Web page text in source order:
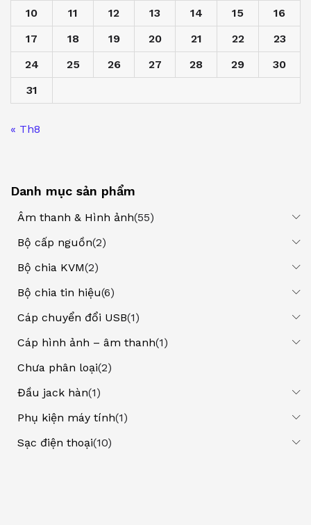
10
11 12 13 14 15
16
17
18 19 20 21 22
23
24
25 26 27 28 29
30
31
« Th8
Danh mục sản phẩm
Âm thanh & Hình ảnh(55)
Bộ cấp nguồn(2)
Bộ chia KVM(2)
Bộ chia tin hiệu(6)
Cáp chuyển đổi USB(1)
Cáp hình ảnh – âm thanh(1)
Chưa phân loại(2)
Đầu jack hàn(1)
Phụ kiện máy tính(1)
Sạc điện thoại(10)